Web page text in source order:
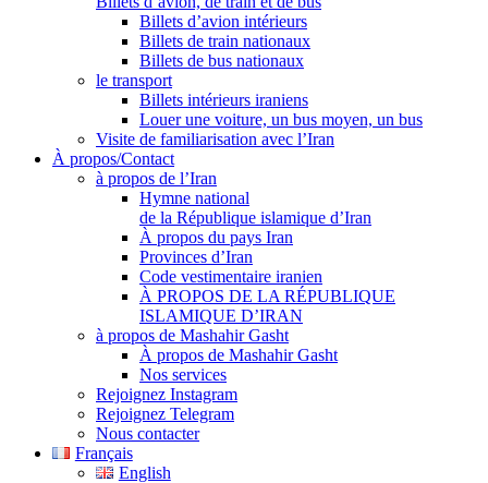
Billets d’avion intérieurs
Billets de train nationaux
Billets de bus nationaux
le transport
Billets intérieurs iraniens
Louer une voiture, un bus moyen, un bus
Visite de familiarisation avec l’Iran
À propos/Contact
à propos de l’Iran
Hymne national
de la République islamique d’Iran
À propos du pays Iran
Provinces d’Iran
Code vestimentaire iranien
À PROPOS DE LA RÉPUBLIQUE
ISLAMIQUE D’IRAN
à propos de Mashahir Gasht
À propos de Mashahir Gasht
Nos services
Rejoignez Instagram
Rejoignez Telegram
Nous contacter
Français
English